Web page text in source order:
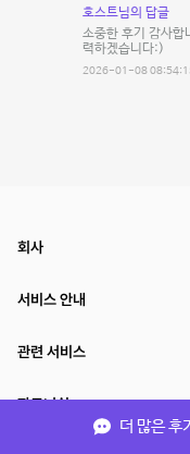
호스트님의 답글
소중한 후기 감사합
력하겠습니다:)
2026-01-08
더 많은 후
회사
서비스 안내
관련 서비스
파트너쉽